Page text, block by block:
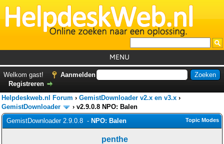
MENU
Foutcodes
Helpdesks
GemistDownloader
Welkom gast!
Aanmelden
Registreren
Helpdeskweb.nl Forum › GemistDownloader v2.x en v3.x ›
GemistDownloader
› v2.9.0.8 NPO: Balen
Topic Modes
GemistDownloader 2.9.0.8 - NPO: Balen
penthe